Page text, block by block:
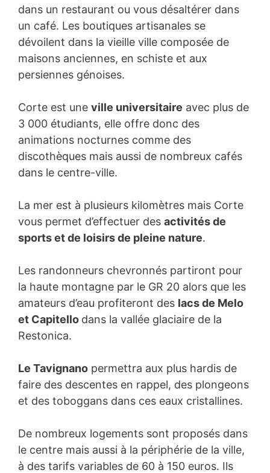
dans un restaurant ou vous désaltérer dans
un café. Les boutiques artisanales se
dévoilent dans la vieille ville composée de
maisons anciennes, en schiste et aux
persiennes génoises.
Corte est une ville universitaire avec plus de
3 000 étudiants, elle offre donc des
animations nocturnes comme des
discothèques mais aussi de nombreux cafés
dans le centre-ville.
La mer est à plusieurs kilomètres mais Corte
vous permet d’effectuer des activités de
sports et de loisirs de pleine nature.
Les randonneurs chevronnés partiront pour
la haute montagne par le GR 20 alors que les
amateurs d’eau profiteront des lacs de Melo
et Capitello dans la vallée glaciaire de la
Restonica.
Le Tavignano permettra aux plus hardis de
faire des descentes en rappel, des plongeons
et des toboggans dans ces eaux cristallines.
De nombreux logements sont proposés dans
le centre mais aussi à la périphérie de la ville,
à des tarifs variables de 60 à 150 euros. Ils